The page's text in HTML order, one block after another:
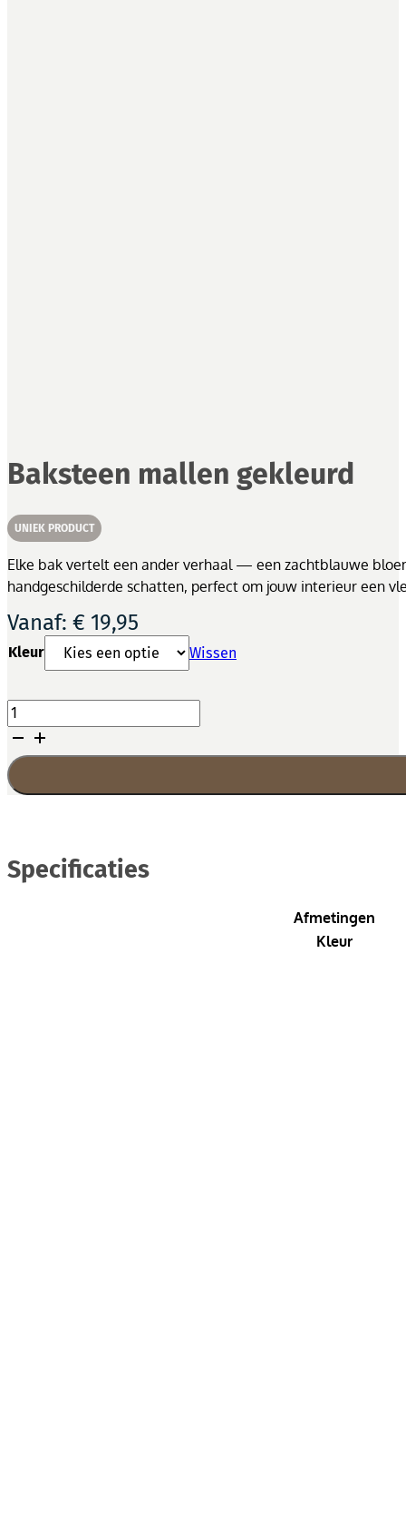
Baksteen mallen gekleurd
UNIEK PRODUCT
Elke bak vertelt een ander verhaal — een zachtblauwe
handgeschilderde schatten, perfect om jouw interieur een
Vanaf: € 19,95
Kleur Wissen
Baksteen
mallen
gekleurd
aantal
Specificaties
Afmetingen
Kleur